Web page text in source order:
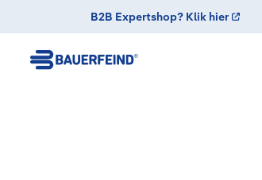
B2B Expertshop? Klik hier